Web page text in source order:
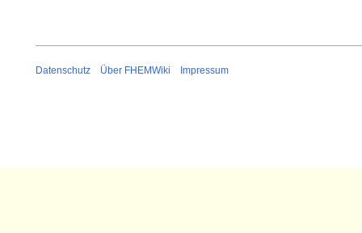
Datenschutz Über FHEMWiki Impressum